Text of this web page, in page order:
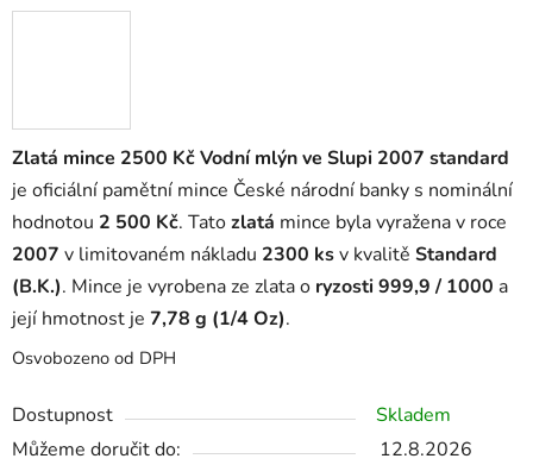
Zlatá mince 2500 Kč Vodní mlýn ve Slupi 2007 standard
je oficiální pamětní mince České národní banky s nominální
hodnotou 2 500 Kč. Tatozlatá mince byla vyražena v roce
2007 v limitovaném nákladu 2300 ksv kvalitě Standard
(B.K.). Mince je vyrobena ze zlata o ryzosti 999,9 / 1000 a
její hmotnost je 7,78 g (1/4 Oz).
Osvobozeno od DPH
Dostupnost
Skladem
Můžeme doručit do:
12.8.2026